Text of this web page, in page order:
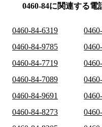
0460-84に関連する電
0460-84-6319
0460-84-9785
0460-84-7719
0460-84-7089
0460-84-9691
0460-84-8273